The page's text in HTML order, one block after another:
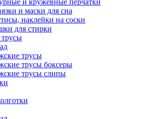
и кружевные перчатки
и маски для сна
наклейки на соски
для стирки
трусы
трусы боксеры
трусы слипы